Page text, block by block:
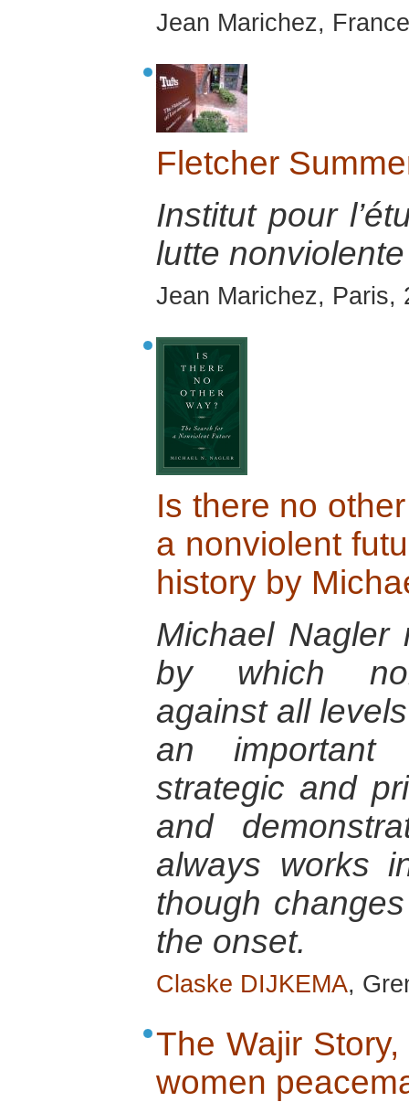
Jean Marichez,
Fletcher
Institut pour
lutte nonviolente
Jean Marichez, Paris,
Is there no
a nonviolent
history by
Michael Nagler
by which
against all
an important
strategic and
and
always works
though
the onset.
Claske DIJKEMA,
The Wajir
women